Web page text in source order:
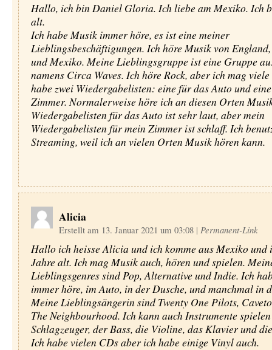
Hallo, ich bin Daniel Gloria. Ich liebe am Mexiko. Ich
alt.
Ich habe Musik immer höre, es ist eine meiner
Lieblingsbeschäftigungen. Ich höre Musik von
und Mexiko. Meine Lieblingsgruppe ist eine Gruppe
namens Circa Waves. Ich höre Rock, aber ich mag
habe zwei Wiedergabelisten: eine für das Auto und
Zimmer. Normalerweise höre ich an diesen Orten
Wiedergabelisten für das Auto ist sehr laut, aber mein
Wiedergabelisten für mein Zimmer ist schlaff. Ich
Streaming, weil ich an vielen Orten Musik hören kann.
Alicia
Erstellt am 13. Januar 2021 um 03:08 | Permanent-Link
Hallo ich heisse Alicia und ich komme aus Mexiko und
Jahre alt. Ich mag Musik auch, hören und spielen.
Lieblingsgenres sind Pop, Alternative und Indie. Ich
immer höre, im Auto, in der Dusche, und manchmal in
Meine Lieblingsängerin sind Twenty One Pilots,
The Neighbourhood. Ich kann auch Instrumente
Schlagzeuger, der Bass, die Violine, das Klavier und
Ich habe vielen CDs aber ich habe einige Vinyl auch.